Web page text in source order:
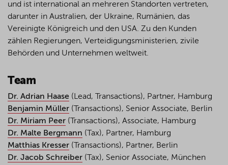
und ist international an mehreren Standorten vertreten,
darunter in Australien, der Ukraine, Rumänien, das
Vereinigte Königreich und den USA. Zu den Kunden
zählen Regierungen, Verteidigungsministerien, zivile
Behörden und Unternehmen weltweit.
Team
Dr. Adrian Haase (Lead, Transactions), Partner, Hamburg
Benjamin Müller (Transactions), Senior Associate, Berlin
Dr. Miriam Peer (Transactions), Associate, Hamburg
Dr. Malte Bergmann (Tax), Partner, Hamburg
Matthias Kresser (Transactions), Partner, Berlin
Dr. Jacob Schreiber (Tax), Senior Associate, München